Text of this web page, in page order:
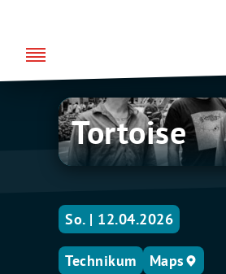
springen
Tortoise
Tortoise
So. | 12.04.2026
Technikum Maps